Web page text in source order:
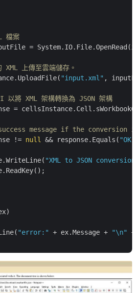
檔案
=
上傳至雲端儲存。
"input.xml" ,
將 XML 架構轉換為 JSON 架構
=
message if the conversion
!= null && response.Equals( "OK"
"XML to JSON
"error:" + ex.Message + "\n"
+